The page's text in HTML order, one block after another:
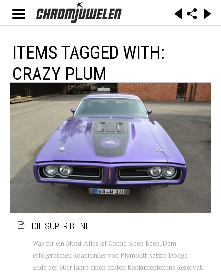
ITEMS TAGGED WITH:
CRAZY PLUM
DIE SUPER BIENE
Was für ein Mund. Alles ist Comic. Beep Beep. Dem
erfolgreichen Roadrunner von Plymouth setzte Dodge
Ende der 60er Jahre einen echten Konkurrenten ins Reservat.